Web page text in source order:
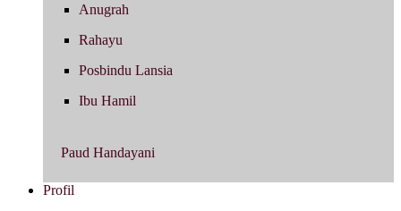
Anugrah
Rahayu
Posbindu Lansia
Ibu Hamil
Paud Handayani
Profil